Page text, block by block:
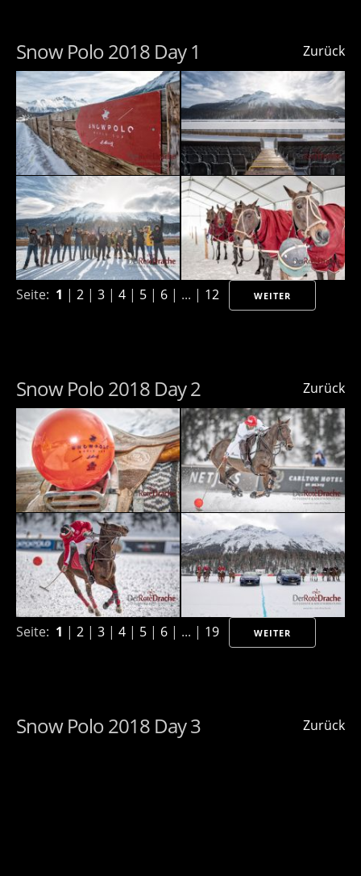
Zurück
Snow Polo 2018 Day 1
Seite: 1 | 2 | 3 | 4 | 5 | 6 | ... | 12 WEITER
Zurück
Snow Polo 2018 Day 2
Seite: 1 | 2 | 3 | 4 | 5 | 6 | ... | 19 WEITER
Zurück
Snow Polo 2018 Day 3